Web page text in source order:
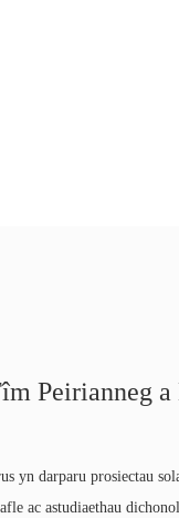
Peirianneg
yn darparu prosiectau
ac astudiaethau